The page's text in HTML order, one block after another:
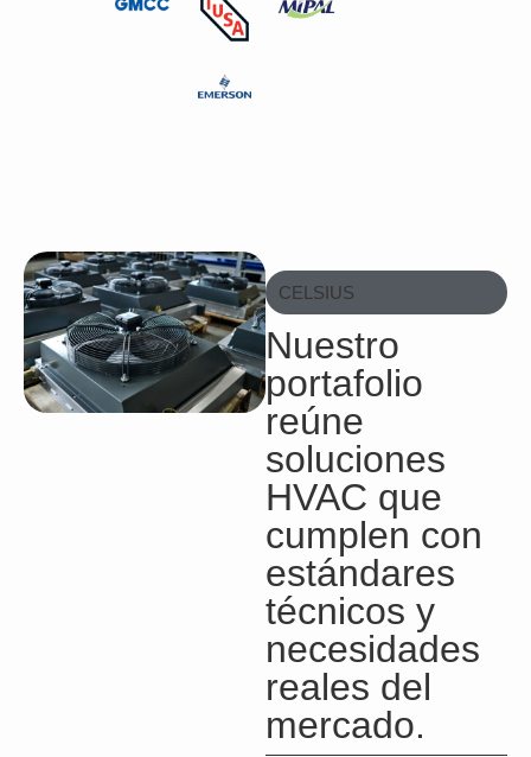
CELSIUS
Nuestro
portafolio
reúne
soluciones
HVAC que
cumplen con
estándares
técnicos y
necesidades
reales del
mercado.